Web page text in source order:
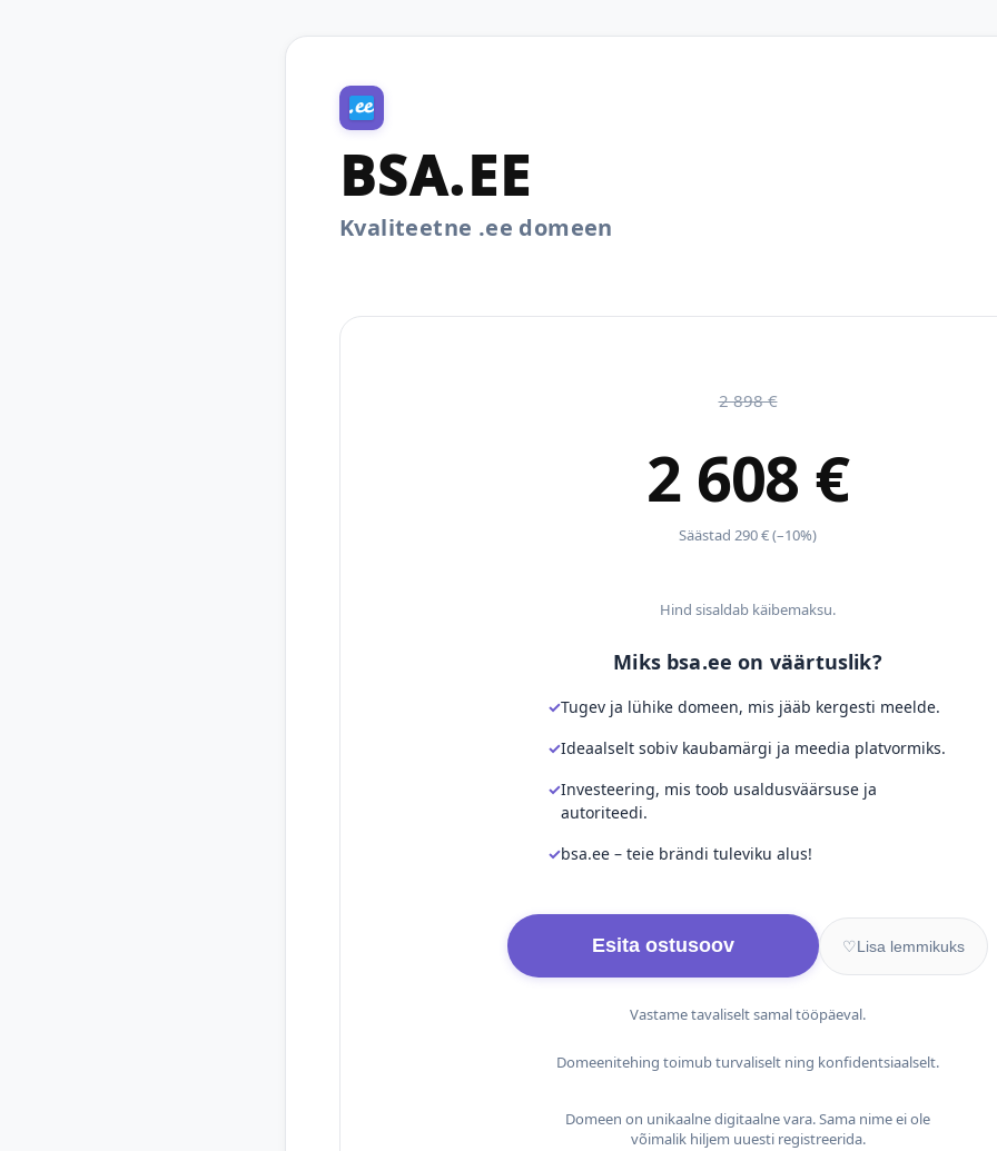
BSA.EE
Kvaliteetne .ee domeen
2 898 €
2 608 €
Säästad 290 € (–10%)
Hind sisaldab käibemaksu.
Miks bsa.ee on väärtuslik?
Tugev ja lühike domeen, mis jääb kergesti meelde.
Ideaalselt sobiv kaubamärgi ja meedia platvormiks.
Investeering, mis toob usaldusväärsuse ja
autoriteedi.
bsa.ee – teie brändi tuleviku alus!
Esita ostusoov ♡Lisa lemmikuks
Vastame tavaliselt samal tööpäeval.
Domeenitehing toimub turvaliselt ning konfidentsiaalselt.
Domeen on unikaalne digitaalne vara. Sama nime ei ole
võimalik hiljem uuesti registreerida.